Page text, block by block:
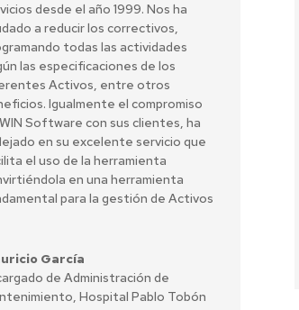
desde el año 1999. Nos ha
a reducir los correctivos,
todas las actividades
las especificaciones de los
Activos, entre otros
Igualmente el compromiso
Software con sus clientes, ha
en su excelente servicio que
el uso de la herramienta
en una herramienta
para la gestión de Activos
García
de Administración de
, Hospital Pablo Tobón